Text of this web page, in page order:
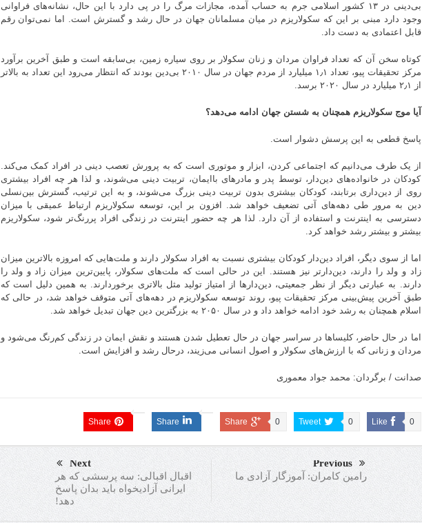
بی‌دینی در ۱۳ کشور اسلامی جرم به حساب آمده، مجازات مرگ را در پی دارد با این حال، نشانه‌های فراوانی
وجود دارد مبنی بر این که سکولاریزم در میان مسلمانان جهان در حال رشد و گسترش است. اما نمی‌توان رقم
قابل اعتمادی به دست داد.
کوتاه سخن آن که تعداد فراوان مردان و زنان سکولار بر روی سیاره زمین، بی‌سابقه است و طبق ‌آخرین برآورد
مرکز تحقیقات پیو، تعداد ۱٫۱ میلیارد از مردم جهان در سال ۲۰۱۰ بی‌دین بودند که انتظار می‌رود این تعداد به بالاتر
از ۲٫۱ میلیارد در سال ۲۰۲۰ برسد.
آیا موج سکولاریزم همچنان به شستن جهان ادامه می‌دهد؟
پاسخ قطعی به این پرسش دشوار است.
از یک طرف می‌دانیم که اجتماعی کردن، ابزار و موتوری است که به پرورش تعصب دینی در افراد کمک می‌کند.
کودکان در خانواده‌های دین‌دار، توسط پدر و مادرهای باایمان، تربیت دینی می‌شوند، و لذا هر چه افراد بیشتری
روی از دین‌داری برتابند، کودکان بیشتری بدون تربیت دینی بزرگ می‌شوند،‌ و به این ترتیب، گسترش بین‌نسلی
دین به مرور طی دهه‌های آتی تضعیف خواهد شد. افزون بر این، توسعه سکولاریزم ارتباط عمیقی با میزان
دسترسی به اینترنت و استفاده از آن دارد. لذا هر چه حضور اینترنت در زندگی افراد پررنگ‌تر شود، سکولاریزم
بیشتر و بیشتر رشد خواهد کرد.
اما از سوی دیگر، افراد دین‌دار کودکان بیشتری نسبت به افراد سکولار دارند و ملت‌هایی که امروزه بالاترین میزان
زاد و ولد را دارند، دین‌دارتر نیز هستند. این در حالی است که ملت‌های سکولار، پایین‌ترین میزان زاد و ولد را
دارند. به عبارتی دیگر از نظر جمعیتی، دین‌دارها از امتیاز تولید مثل بالاتری برخوردارند. به همین دلیل است که
طبق آخرین پیش‌بینی مرکز تحقیقات پیو، روند توسعه سکولاریزم در دهه‌های آتی متوقف خواهد شد، در حالی که
اسلام همچنان به رشد خود ادامه خواهد داد و در سال ۲۰۵۰ به بزرگترین دین جهان تبدیل خواهد شد.
اما در حال حاضر، کلیساها در سراسر جهان در حال تعطیل شدن هستند و نقش ایمان در زندگی کم‌رنگ می‌شود و
مردان و زنانی که با ارزش‌های سکولار و اصول انسانی می‌زیند، درحال رشد و افزایش است.
صدانت / برگردان: محمد جواد معموری
Like 0
Tweet 0
Share 0
Share
Share
Previous
رامین کامران: آموزگار آزادی ما
Next
اقبال اقبالی: سه پرسشی که هر
ایرانی آزادیخواه باید بدان پاسخ
دهد!